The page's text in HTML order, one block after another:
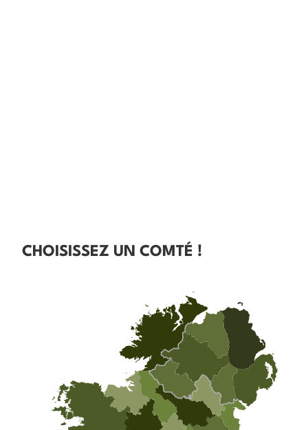
CHOISISSEZ UN COMTÉ !